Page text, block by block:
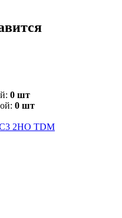
0 шт
0 шт
2НО TDM